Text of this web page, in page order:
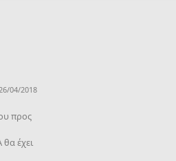
04/2018
προς
έχει